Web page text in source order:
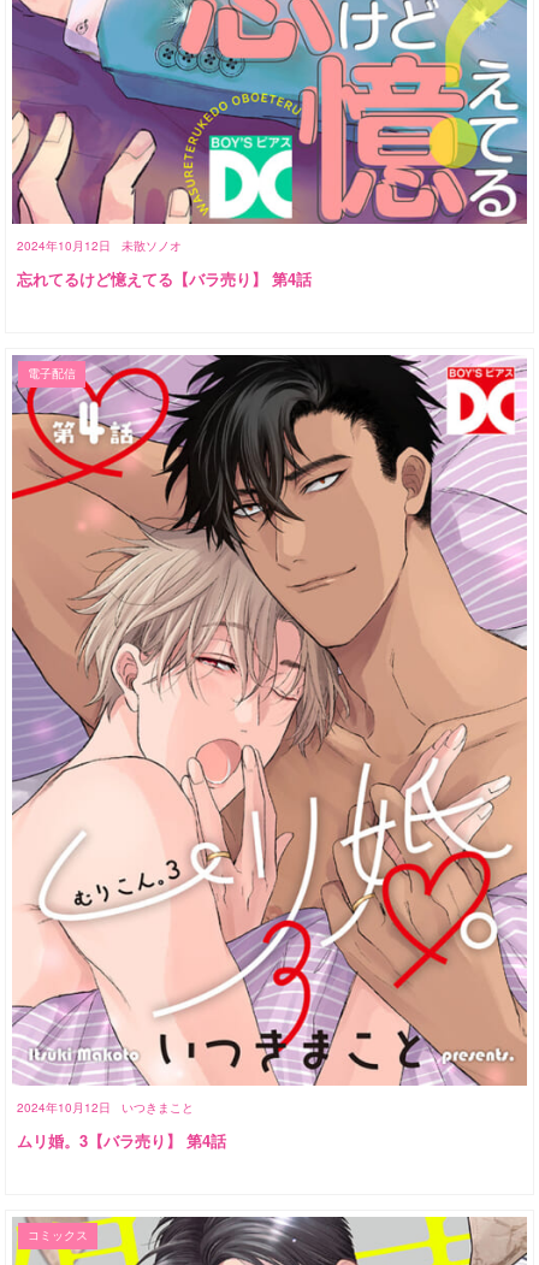
2024年10月12日 未散ソノオ
忘れてるけど憶えてる【バラ売り】 第4話
2024年10月12日 いつきまこと
電子配信
ムリ婚。3【バラ売り】 第4話
コミックス